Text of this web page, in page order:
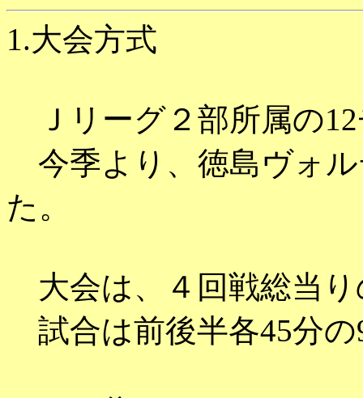
1.大会方式
Ｊリーグ２部所属の
今季より、徳島ヴォ
た。
大会は、４回戦総当
試合は前後半各45分の